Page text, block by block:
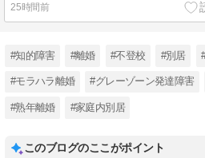
25時間前
#知的障害 #離婚 #不登校 #別居
#モラハラ離婚 #グレーゾーン発達障害
#熟年離婚 #家庭内別居
このブログのここがポイント